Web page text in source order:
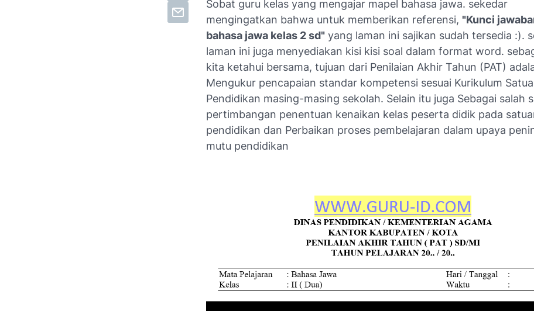
Sobat guru kelas yang mengajar mapel bahasa jawa. sekedar
mengingatkan bahwa untuk memberikan referensi, "Kunci
bahasa jawa kelas 2 sd" yang laman ini sajikan sudah tersedia :).
laman ini juga menyediakan kisi kisi soal dalam format word.
kita ketahui bersama, tujuan dari Penilaian Akhir Tahun (PAT)
Mengukur pencapaian standar kompetensi sesuai Kurikulum
Pendidikan masing-masing sekolah. Selain itu juga Sebagai salah
pertimbangan penentuan kenaikan kelas peserta didik pada
pendidikan dan Perbaikan proses pembelajaran dalam upaya
mutu pendidikan